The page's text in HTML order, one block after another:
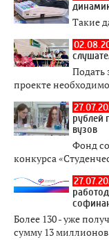
Такие
Подать
проекте
рублей
вузов
Фонд
конкурса
Более 130 - уже
сумму 13